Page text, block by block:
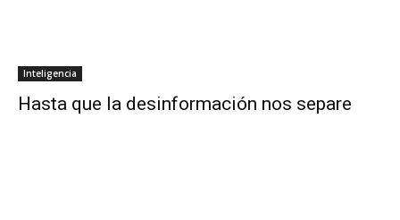
Inteligencia
Hasta que la desinformación nos separe